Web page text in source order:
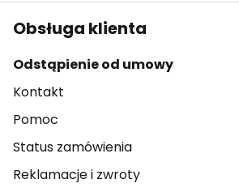
Obsługa klienta
Odstąpienie od umowy
Kontakt
Pomoc
Status zamówienia
Reklamacje i zwroty